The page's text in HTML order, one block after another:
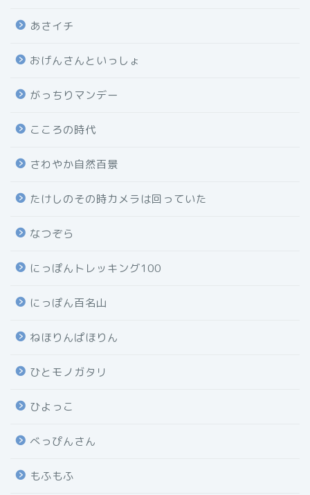
あさイチ
おげんさんといっしょ
がっちりマンデー
こころの時代
さわやか自然百景
たけしのその時カメラは回っていた
なつぞら
にっぽんトレッキング100
にっぽん百名山
ねほりんぱほりん
ひとモノガタリ
ひよっこ
べっぴんさん
もふもふ